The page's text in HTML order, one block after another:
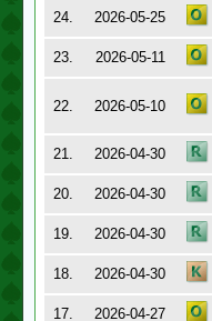
24. 2026-05-25
23.
2026-05-11
22. 2026-05-10
21. 2026-04-30
20.
2026-04-30
19.
2026-04-30
18.
2026-04-30
17.
2026-04-27